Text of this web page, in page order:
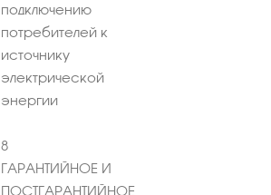
подключению
потребителей к
источнику
электрической
энергии
8
ГАРАНТИЙНОЕ И
ПОСТГАРАНТИЙНОЕ